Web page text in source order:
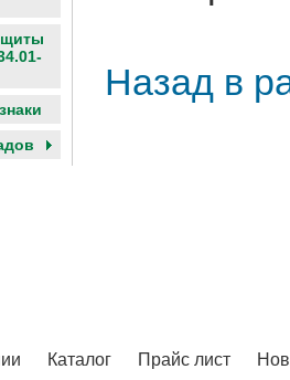
щиты
Назад в
Каталог Прайс лист